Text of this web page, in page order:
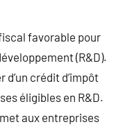
favorable pour
(R&D).
crédit d’impôt
éligibles en R&D.
aux entreprises